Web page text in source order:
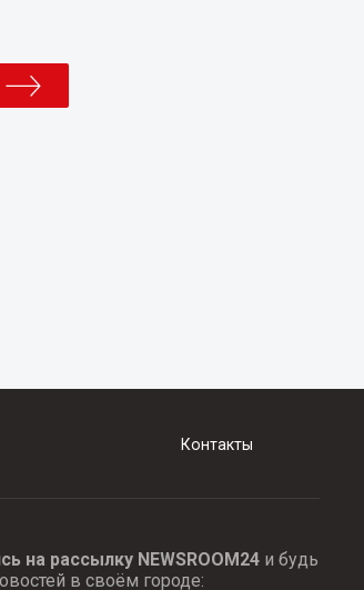
Контакты
на рассылку NEWSROOM24и будь
в своём городе: